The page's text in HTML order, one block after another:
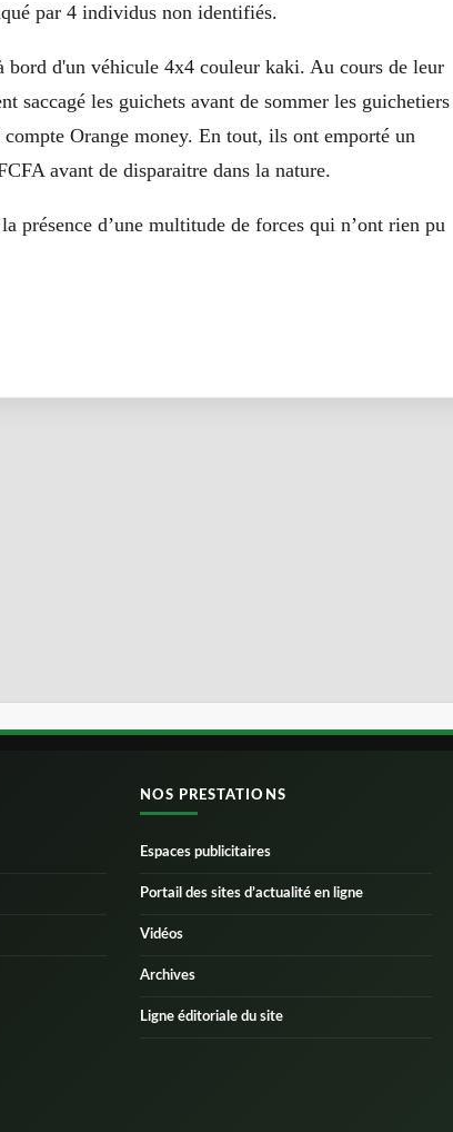
par 4 individus non identifiés.
bord d'un véhicule 4x4 couleur kaki. Au cours de leur
saccagé les guichets avant de sommer les
Orange money. En tout, ils ont emporté un
avant de disparaitre dans la nature.
présence d’une multitude de forces qui n’ont rien pu
NOS PRESTATIONS
Espaces publicitaires
Portail des sites d’actualité en ligne
Vidéos
Archives
Ligne éditoriale du site